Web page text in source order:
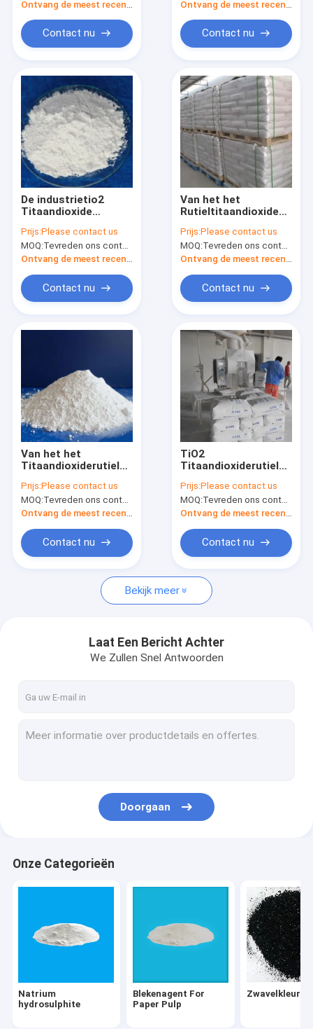
Over ons
Contacteer ons
Blekenagent For Paper Pulp
Zwavelkleurstoffen
Gemeenschappelijke Additieven voor levensmiddelen
TiO2 Titaandioxide
Fosfor en Fosfaat
Verspreid Kleurstoffen
vatkleurstoffen
Contact nu Contact nu
De industrietio2
Titaandioxide
67 7
Prijs:Please contact us
MOQ:Tevreden ons contacteren
Ontvang de meest recente Prijs
Contact nu
Van het het
Rutieltitaandioxide
de Industrierang voor
Inkt
Prijs:Please contact us
MOQ:Tevreden ons contacteren
Ontvang de meest recente Prijs
Contact nu
Van het het
Titaandioxiderutiel
TiO2 Hoge Dekking
de ultra
Prijs:Please contact us
MOQ:Tevreden ons contacteren
Ontvang de meest recente Prijs
Contact nu
TiO2
Titaandioxiderutiel
Industrierang CAS
1317-80-2
Prijs:Please contact us
MOQ:Tevreden ons contacteren
Ontvang de meest recente Prijs
Contact nu
Bekijk meer
Laat Een Bericht Achter
We Zullen Snel Antwoorden
Doorgaan
Onze Categorieën
Natrium
hydrosulphite
Blekenagent For
Paper Pulp